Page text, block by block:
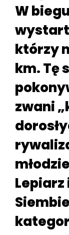
W
którzy
km. Tę
zwani
Lepiarz